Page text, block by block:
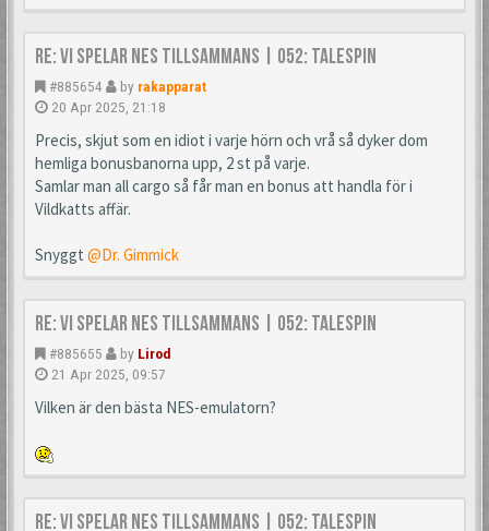
Re: Vi spelar NES tillsammans | 052: TaleSpin
#885654 by rakapparat
20 Apr 2025, 21:18
Precis, skjut som en idiot i varje hörn och vrå så dyker dom
hemliga bonusbanorna upp, 2 st på varje.
Samlar man all cargo så får man en bonus att handla för i
Vildkatts affär.
Snyggt @Dr. Gimmick
Re: Vi spelar NES tillsammans | 052: TaleSpin
#885655 by Lirod
21 Apr 2025, 09:57
Vilken är den bästa NES-emulatorn?
Re: Vi spelar NES tillsammans | 052: TaleSpin